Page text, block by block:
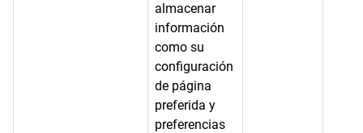
almacenar
información
como su
configuración
de página
preferida y
preferencias